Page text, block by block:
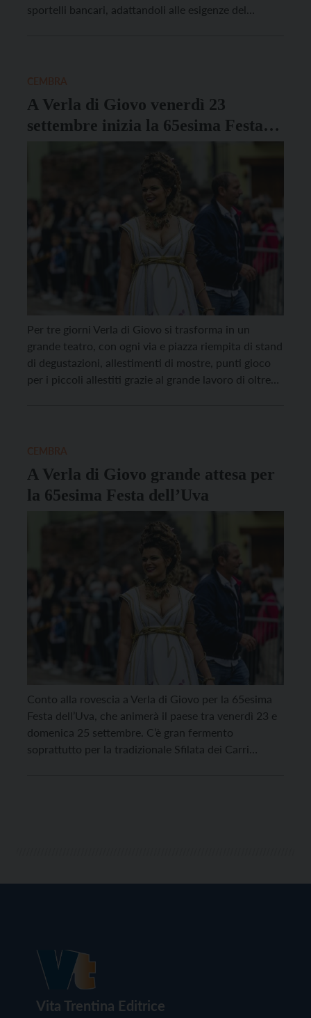
sportelli bancari, adattandoli alle esigenze del
A Verla di Giovo venerdì 23
settembre inizia la 65esima Festa
dell’Uva
Per tre giorni Verla di Giovo si trasforma in un
grande teatro, con ogni via e piazza riempita di stand
di degustazioni, allestimenti di mostre, punti gioco
per i piccoli allestiti grazie al grande lavoro di oltre
A Verla di Giovo grande attesa per
la 65esima Festa dell’Uva
Conto alla rovescia a Verla di Giovo per la 65esima
Festa dell’Uva, che animerà il paese tra venerdì 23 e
domenica 25 settembre. C’è gran fermento
soprattutto per la tradizionale Sfilata dei Carri
Vita Trentina Editrice